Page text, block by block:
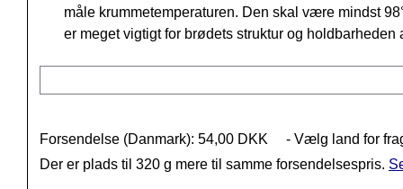
måle krummetemperaturen. Den skal være mindst
er meget vigtigt for brødets struktur og holdbarheden
Forsendelse (Danmark): 54,00 DKK
- Vælg land for
Der er plads til 320 g mere til samme forsendelsespris.